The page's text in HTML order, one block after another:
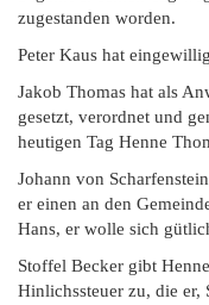
zugestanden worden.
Peter Kaus hat
Jakob Thomas hat als
gesetzt, verordnet und
heutigen Tag Henne
Johann von
er einen an den
Hans, er wolle sich
Stoffel Becker gibt
Hinlichssteuer zu, die er,